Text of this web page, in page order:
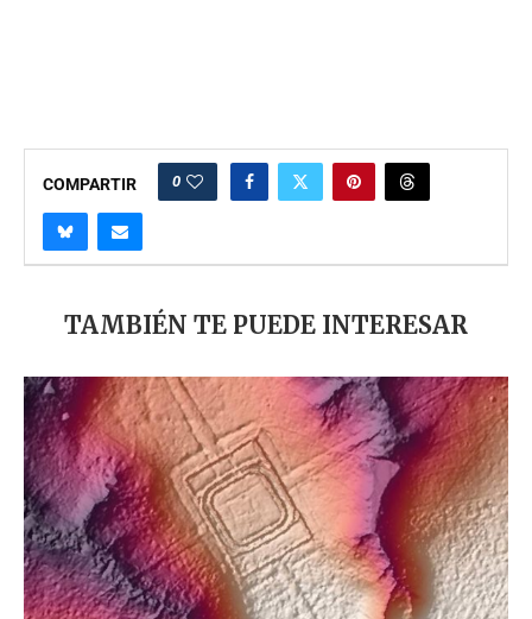
COMPARTIR 0
TAMBIÉN TE PUEDE INTERESAR